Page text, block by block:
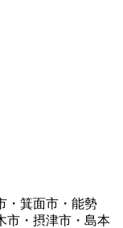
・箕面市・能勢
市・摂津市・島本